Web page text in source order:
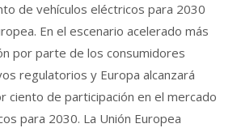
de vehículos eléctricos para 2030
En el escenario acelerado más
por parte de los consumidores
regulatorios y Europa alcanzará
ciento de participación en el mercado
para 2030. La Unión Europea